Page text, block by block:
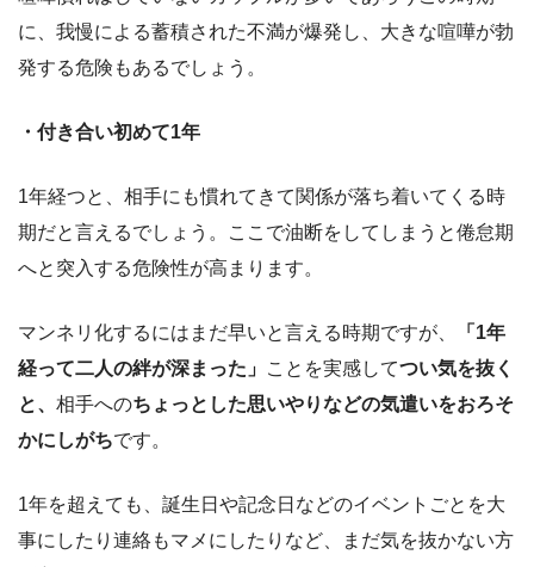
に、我慢による蓄積された不満が爆発し、大きな喧嘩が勃
発する危険もあるでしょう。
・付き合い初めて1年
1年経つと、相手にも慣れてきて関係が落ち着いてくる時
期だと言えるでしょう。ここで油断をしてしまうと倦怠期
へと突入する危険性が高まります。
マンネリ化するにはまだ早いと言える時期ですが、
「1年
経って二人の絆が深まった」 ことを実感してつい気を抜く
と、 相手へのちょっとした思いやりなどの気遣いをおろそ
かにしがちです。
1年を超えても、誕生日や記念日などのイベントごとを大
事にしたり連絡もマメにしたりなど、まだ気を抜かない方